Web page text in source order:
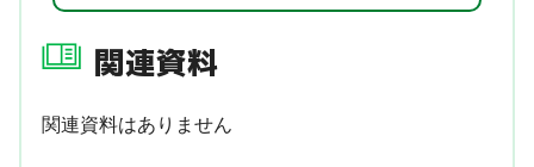
関連資料
関連資料はありません